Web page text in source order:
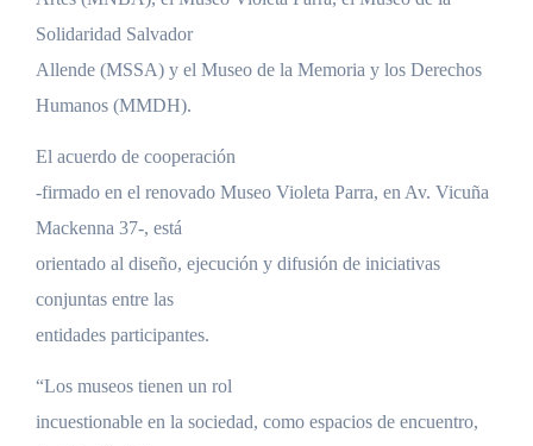
Solidaridad Salvador
Allende (MSSA) y el Museo de la Memoria y los Derechos
Humanos (MMDH).
El acuerdo de cooperación
-firmado en el renovado Museo Violeta Parra, en Av. Vicuña
Mackenna 37-, está
orientado al diseño, ejecución y difusión de iniciativas
conjuntas entre las
entidades participantes.
“Los museos tienen un rol
incuestionable en la sociedad, como espacios de encuentro,